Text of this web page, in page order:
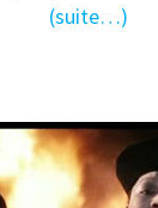
(suite…)